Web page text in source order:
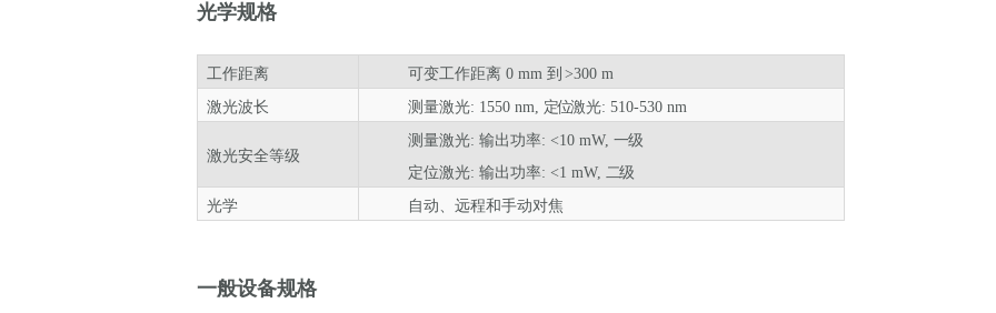
光学规格
工作距离 可变工作距离 0 mm 到 >300 m
激光波长
测量激光: 1550 nm, 定位激光: 510-530 nm
激光安全等级
测量激光: 输出功率: <10 mW, 一级
定位激光: 输出功率: <1 mW, 二级
光学
自动、远程和手动对焦
一般设备规格